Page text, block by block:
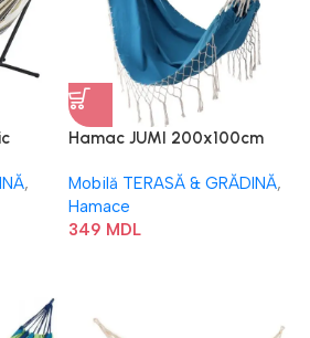
,
Hamac JUMI 200x100cm
Mobilă TERASĂ & GRĂDINĂ,
Hamace
349 MDL